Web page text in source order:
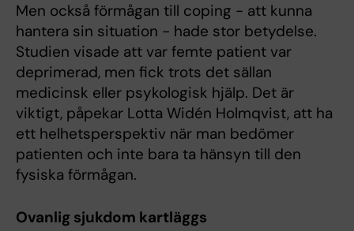
Men också förmågan till coping - att kunna
hantera sin situation - hade stor betydelse.
Studien visade att var femte patient var
deprimerad, men fick trots det sällan
medicinsk eller psykologisk hjälp. Det är
viktigt, påpekar Lotta Widén Holmqvist, att ha
ett helhetsperspektiv när man bedömer
patienten och inte bara ta hänsyn till den
fysiska förmågan.
Ovanlig sjukdom kartläggs